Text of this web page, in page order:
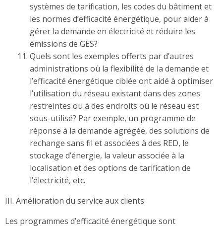
systèmes de tarification, les codes du bâtiment et
les normes d’efficacité énergétique, pour aider à
gérer la demande en électricité et réduire les
émissions de GES?
Quels sont les exemples offerts par d’autres
administrations où la flexibilité de la demande et
l’efficacité énergétique ciblée ont aidé à optimiser
l’utilisation du réseau existant dans des zones
restreintes ou à des endroits où le réseau est
sous-utilisé? Par exemple, un programme de
réponse à la demande agrégée, des solutions de
rechange sans fil et associées à des RED, le
stockage d’énergie, la valeur associée à la
localisation et des options de tarification de
l’électricité, etc.
III. Amélioration du service aux clients
Les programmes d’efficacité énergétique sont